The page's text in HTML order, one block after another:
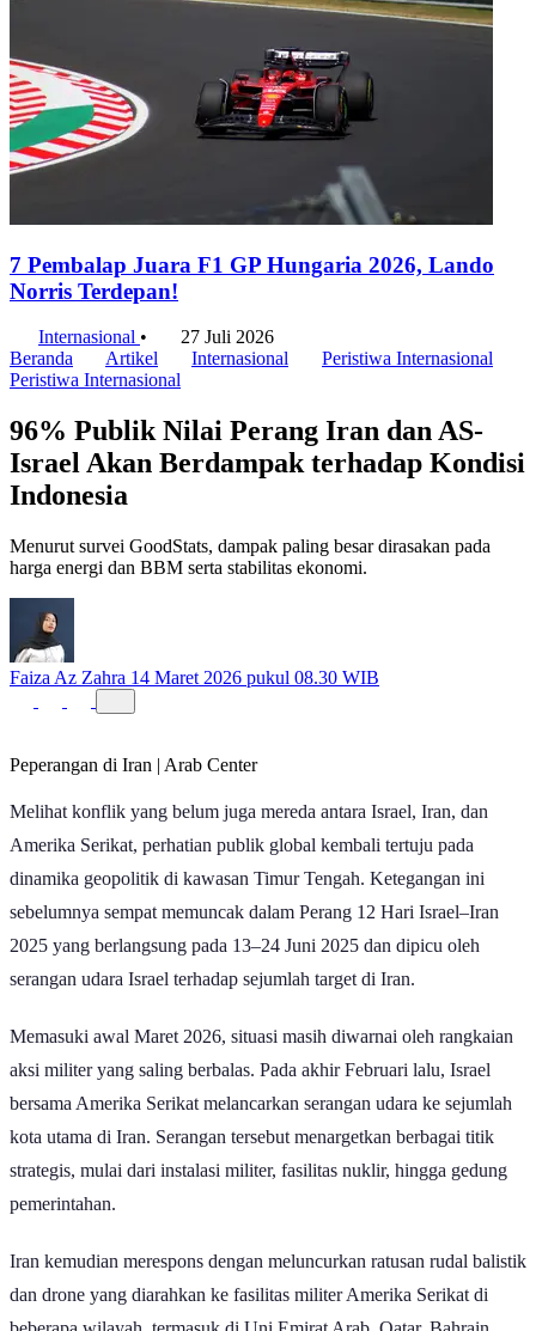
7 Pembalap Juara F1 GP Hungaria 2026, Lando
Norris Terdepan!
Internasional •
27 Juli 2026
Beranda
Artikel Internasional
Peristiwa Internasional
Peristiwa Internasional
96% Publik Nilai Perang Iran dan AS-
Israel Akan Berdampak terhadap Kondisi
Indonesia
Menurut survei GoodStats, dampak paling besar dirasakan pada
harga energi dan BBM serta stabilitas ekonomi.
Faiza Az Zahra 14 Maret 2026 pukul 08.30 WIB